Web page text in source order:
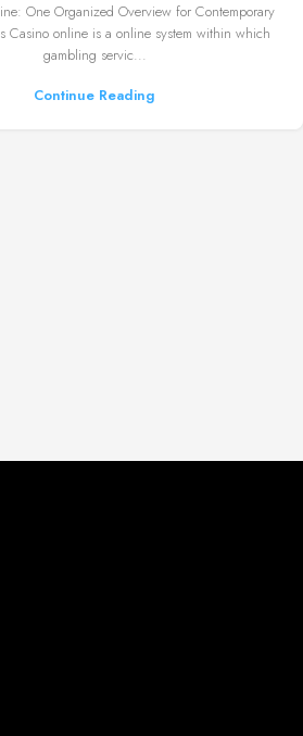
One Organized Overview for Contemporary
Casino online is a online system within which
gambling servic...
Continue Reading